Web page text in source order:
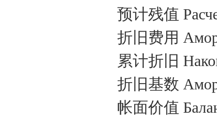
预计残值
折旧费用
累计折旧
折旧基数
帐面价值